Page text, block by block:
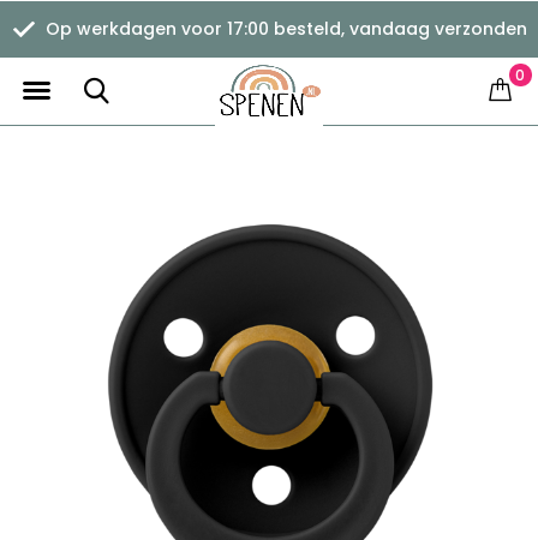
0
Op werkdagen voor 17:00 besteld, vandaag verzonden